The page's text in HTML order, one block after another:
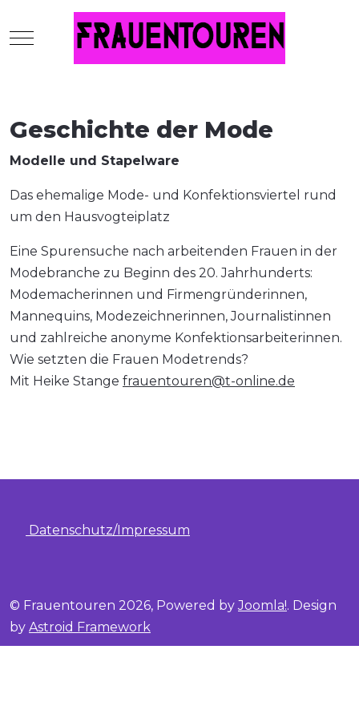
Mobile Menu Toggle
Geschichte der Mode
Modelle und Stapelware
Das ehemalige Mode- und Konfektionsviertel rund
um den Hausvogteiplatz
Eine Spurensuche nach arbeitenden Frauen in der
Modebranche zu Beginn des 20. Jahrhunderts:
Modemacherinnen und Firmengründerinnen,
Mannequins, Modezeichnerinnen, Journalistinnen
und zahlreiche anonyme Konfektionsarbeiterinnen.
Wie setzten die Frauen Modetrends?
Mit Heike Stange frauentouren@t-online.de
Datenschutz/Impressum
© Frauentouren 2026, Powered byJoomla!. Design
by Astroid Framework